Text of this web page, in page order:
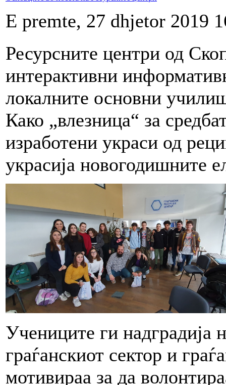
E premte, 27 dhjetor 2019
Ресурсните центри од
интерактивни
локалните основни
Како „влезница“ за
изработени украси од
украсија новогодишните
Учениците ги надградија
граѓанскиот сектор и
мотивираа за да